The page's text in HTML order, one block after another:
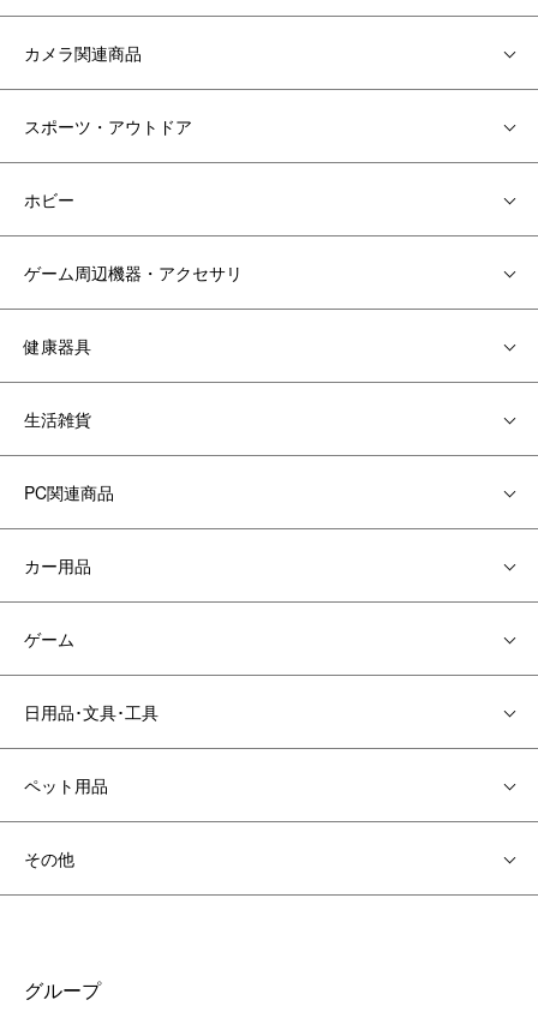
カメラ関連商品
スポーツ・アウトドア
ホビー
ゲーム周辺機器・アクセサリ
健康器具
生活雑貨
PC関連商品
カー用品
ゲーム
日用品･文具･工具
ペット用品
その他
グループ